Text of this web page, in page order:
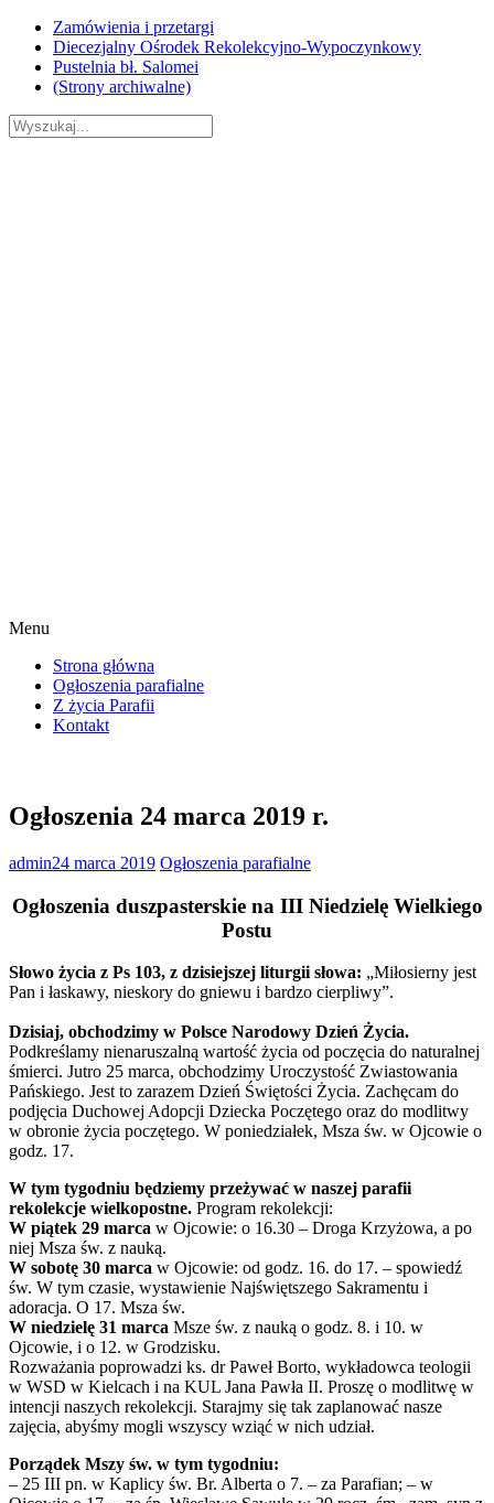
Skip
content
Zamówienia i przetargi
Diecezjalny Ośrodek Rekolekcyjno-Wypoczynkowy
Pustelnia bł. Salomei
(Strony archiwalne)
Menu
Strona główna
Ogłoszenia parafialne
Z życia Parafii
Kontakt
Ogłoszenia 24 marca 2019 r.
admin24 marca 2019 Ogłoszenia parafialne
Ogłoszenia duszpasterskie na III Niedzielę Wielkiego
Postu
Słowo życia z Ps 103, z dzisiejszej liturgii słowa: „Miłosierny jest
Pan i łaskawy, nieskory do gniewu i bardzo cierpliwy”.
Dzisiaj, obchodzimy w Polsce Narodowy Dzień Życia.
Podkreślamy nienaruszalną wartość życia od poczęcia do naturalnej
śmierci. Jutro 25 marca, obchodzimy Uroczystość Zwiastowania
Pańskiego. Jest to zarazem Dzień Świętości Życia. Zachęcam do
podjęcia Duchowej Adopcji Dziecka Poczętego oraz do modlitwy
w obronie życia poczętego. W poniedziałek, Msza św. w Ojcowie o
godz. 17.
W tym tygodniu będziemy przeżywać w naszej parafii
rekolekcje wielkopostne. Program rekolekcji:
W piątek 29 marca w Ojcowie: o 16.30 – Droga Krzyżowa, a po
niej Msza św. z nauką.
W sobotę 30 marca w Ojcowie: od godz. 16. do 17. – spowiedź
św. W tym czasie, wystawienie Najświętszego Sakramentu i
adoracja. O 17. Msza św.
W niedzielę 31 marca Msze św. z nauką o godz. 8. i 10. w
Ojcowie, i o 12. w Grodzisku.
Rozważania poprowadzi ks. dr Paweł Borto, wykładowca teologii
w WSD w Kielcach i na KUL Jana Pawła II. Proszę o modlitwę w
intencji naszych rekolekcji. Starajmy się tak zaplanować nasze
zajęcia, abyśmy mogli wszyscy wziąć w nich udział.
Porządek Mszy św. w tym tygodniu:
– 25 III pn. w Kaplicy św. Br. Alberta o 7. – za Parafian; – w